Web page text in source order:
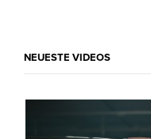
NEUESTE VIDEOS